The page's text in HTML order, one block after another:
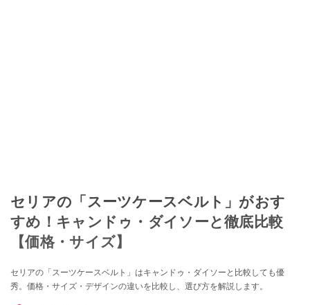
セリアの「スーツケースベルト」がおす
すめ！キャンドゥ・ダイソーと徹底比較
【価格・サイズ】
セリアの「スーツケースベルト」はキャンドゥ・ダイソーと比較しても優
秀。価格・サイズ・デザインの違いを比較し、選び方を解説します。